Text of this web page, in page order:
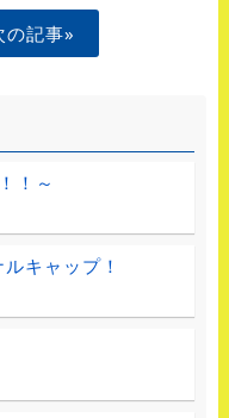
の記事»
！～
キャップ！